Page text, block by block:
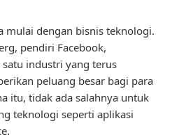
mulai dengan bisnis teknologi.
pendiri Facebook,
satu industri yang terus
peluang besar bagi para
itu, tidak ada salahnya untuk
teknologi seperti aplikasi